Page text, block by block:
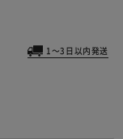
1～3日以内発送